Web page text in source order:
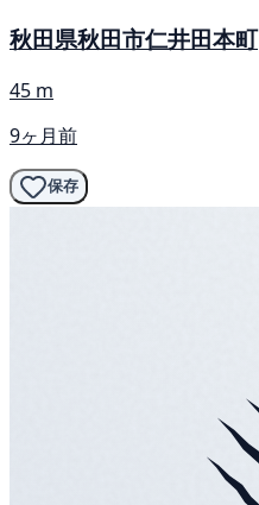
秋田県秋田市仁井田本町
45 m
9ヶ月前
保存